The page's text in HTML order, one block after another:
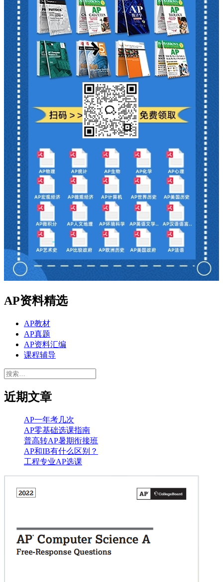
AP资料精选
AP教材
AP真题
AP资料汇编
课程辅导
搜
近期文章
AP一年考几次
AP零基础选课指南
普高转AP暑期衔接班
AP和IB有什么区别？
工程专业AP选课